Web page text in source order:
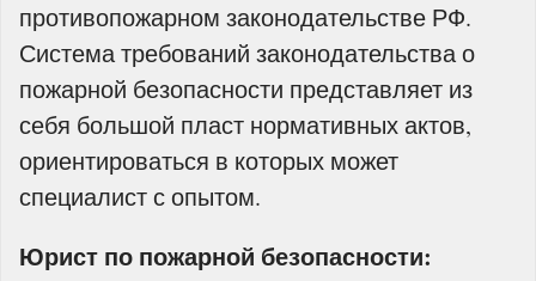
противопожарном законодательстве РФ.
Система требований законодательства о
пожарной безопасности представляет из
себя большой пласт нормативных актов,
ориентироваться в которых может
специалист с опытом.
Юрист по пожарной безопасности: